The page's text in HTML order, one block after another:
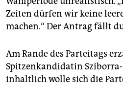
Zeiten dürfen wir keine
machen.“ Der Antrag fällt
Am Rande des Parteitags
Spitzenkandidatin
inhaltlich wolle sich die